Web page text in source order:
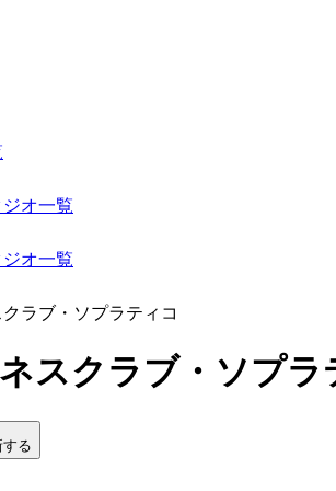
オ一覧
オ一覧
ラブ・ソプラティコ
スクラブ・ソプラ
る